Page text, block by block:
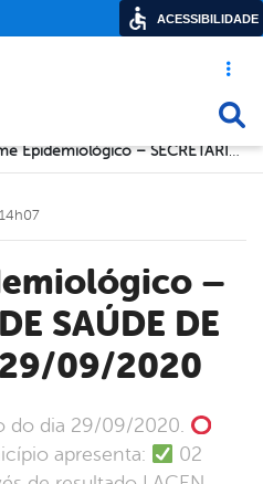
Acesso
Informe Epidemiológico – SECRETARIA DE SAÚDE DE CABROBÓ – 29/09/2020
SAÚDE DE
29/09/2020
do dia 29/09/2020.
apresenta:
02
ACESSIBILIDADE